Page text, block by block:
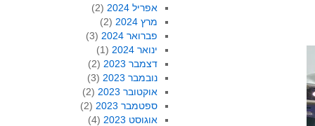
אפריל 2024
(2)
מרץ 2024
(2)
פברואר 2024
(3)
ינואר 2024
(1)
דצמבר 2023
(2)
נובמבר 2023
(3)
אוקטובר 2023
(2)
ספטמבר 2023
(2)
אוגוסט 2023
(4)